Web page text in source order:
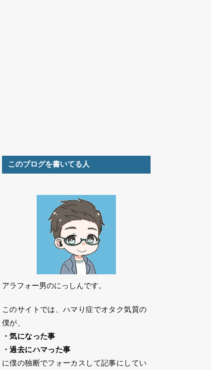
このブログを書いてる人
アラフォー男のにっしんです。
このサイトでは、ハマり症でオタク気質の
僕が、
・気になった事
・過去にハマった事
に僕の独断でフォーカスして記事にしてい